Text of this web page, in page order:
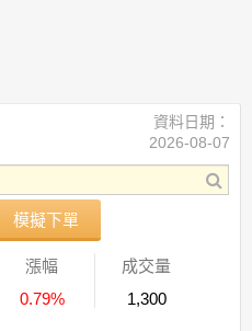
模擬下單
資料日期：
2026-08-07
漲幅
0.79%
成交量
1,300